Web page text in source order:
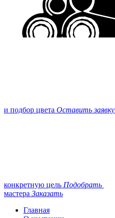
и подбор цвета Оставить заявку
конкретную цель Подобрать
мастера Заказать
Главная